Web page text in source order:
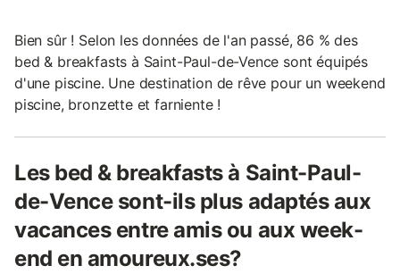
Bien sûr ! Selon les données de l'an passé, 86 % des
bed & breakfasts à Saint-Paul-de-Vence sont équipés
d'une piscine. Une destination de rêve pour un weekend
piscine, bronzette et farniente !
Les bed & breakfasts à Saint-Paul-
de-Vence sont-ils plus adaptés aux
vacances entre amis ou aux week-
end en amoureux.ses?